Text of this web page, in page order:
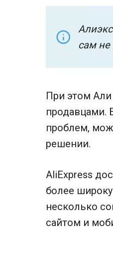
сам не
При этом
продавцами.
проблем,
решении.
AliExpress
более
несколько
сайтом и